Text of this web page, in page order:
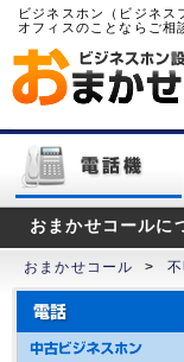
ビジネスホン（ビジネ
オフィスのことならご相
おまかせコールに
おまかせコール > 不